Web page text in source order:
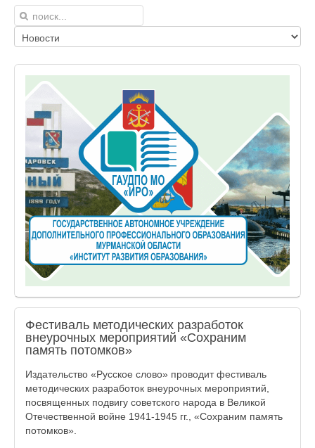
Фестиваль методических разработок
внеурочных мероприятий «Сохраним
память потомков»
Издательство «Русское слово» проводит фестиваль
методических разработок внеурочных мероприятий,
посвященных подвигу советского народа в Великой
Отечественной войне 1941-1945 гг., «Сохраним память
потомков».